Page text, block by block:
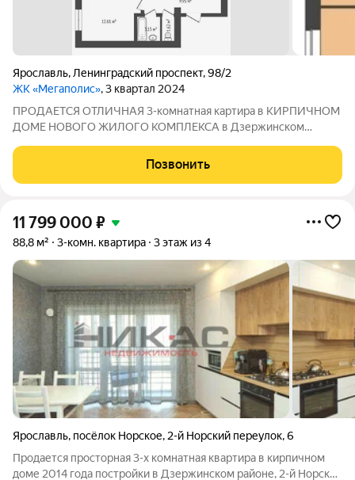
Ярославль, Ленинградский проспект,98/2
ЖК «Мегаполис», 3 квартал 2024
ПPОДАЕТСЯ ОТЛИЧНАЯ 3-комнатная картира в КИРПИЧНОМ
ДОМЕ НОВОГО ЖИЛОГО КОМПЛЕКСА в Дзеpжинcкoм
12,61 и 18,15 кв.м./ кухня 12,04 кв.м.(выход на балкон с кухни)
ПРЕИМУЩЕСТВА ДОМА: -Дом из
Позвонить
11 799 000 ₽
88,8 м² 3-комн. квартира 3 этаж из 4
Ярославль, посёлок Норское, 2-й Норский переулок,6
Продается просторная 3-х комнатная квартира в кирпичном
доме 2014 года постройки в Дзержинском районе, 2-й Норский